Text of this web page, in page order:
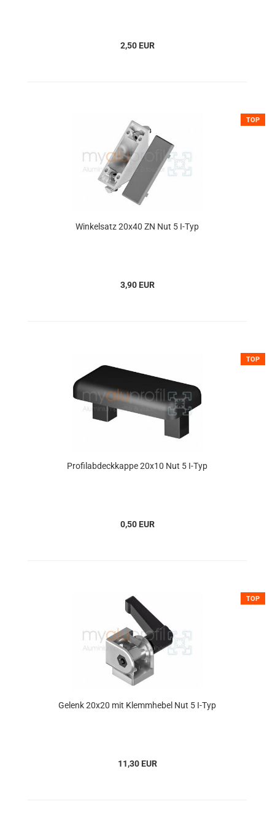
2,50 EUR
TOP
Winkelsatz 20x40 ZN Nut 5 I-Typ
3,90 EUR
TOP
Profilabdeckkappe 20x10 Nut 5 I-Typ
0,50 EUR
TOP
Gelenk 20x20 mit Klemmhebel Nut 5 I-Typ
11,30 EUR